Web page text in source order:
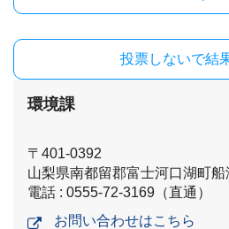
投票しないで結
環境課
〒401-0392
山梨県南都留郡富士河口湖町
電話 : 0555-72-3169（直通）
お問い合わせはこちら